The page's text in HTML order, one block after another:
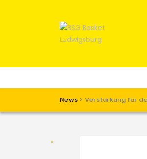
News > Verstärkung für